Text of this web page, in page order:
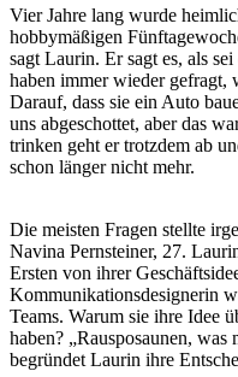
Vier Jahre lang wurde
hobbymäßigen
sagt Laurin. Er sagt es, als
haben immer wieder gefragt,
Darauf, dass sie ein Auto
uns abgeschottet, aber das
trinken geht er trotzdem ab
schon länger nicht mehr.
Die meisten Fragen stellte
Navina Pernsteiner, 27.
Ersten von ihrer
Kommunikationsdesignerin
Teams. Warum sie ihre Idee
haben? „Rausposaunen,
begründet Laurin ihre